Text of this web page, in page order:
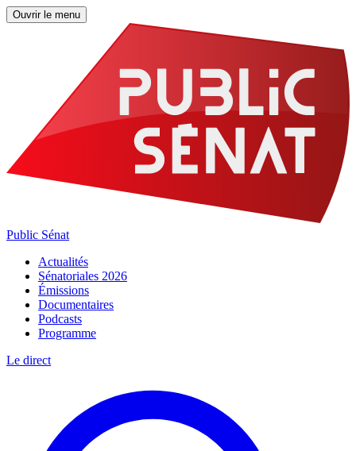
Ouvrir le menu
Public Sénat
Actualités
Sénatoriales 2026
Émissions
Documentaires
Podcasts
Programme
Le direct